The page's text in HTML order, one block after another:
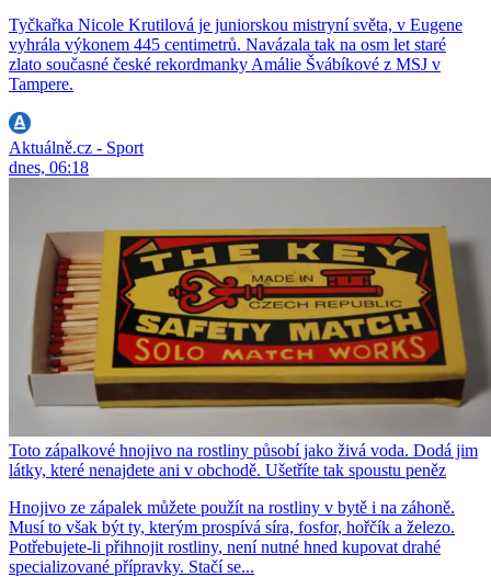
Tyčkařka Nicole Krutilová je juniorskou mistryní světa, v Eugene
vyhrála výkonem 445 centimetrů. Navázala tak na osm let staré
zlato současné české rekordmanky Amálie Švábíkové z MSJ v
Tampere.
Aktuálně.cz - Sport
dnes, 06:18
Toto zápalkové hnojivo na rostliny působí jako živá voda. Dodá jim
látky, které nenajdete ani v obchodě. Ušetříte tak spoustu peněz
Hnojivo ze zápalek můžete použít na rostliny v bytě i na záhoně.
Musí to však být ty, kterým prospívá síra, fosfor, hořčík a železo.
Potřebujete-li přihnojit rostliny, není nutné hned kupovat drahé
specializované přípravky. Stačí se...